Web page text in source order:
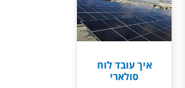
איך עובד לוח
סולארי